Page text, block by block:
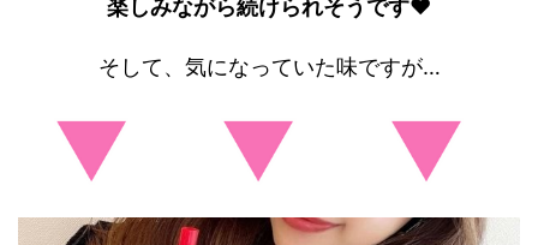
楽しみながら続けられそうです❤
そして、気になっていた味ですが…